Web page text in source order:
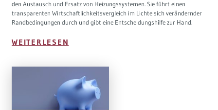
den Austausch und Ersatz von Heizungssystemen. Sie führt einen
transparenten Wirtschaftlichkeitsvergleich im Lichte sich verändernder
Randbedingungen durch und gibt eine Entscheidungshilfe zur Hand.
WEITERLESEN